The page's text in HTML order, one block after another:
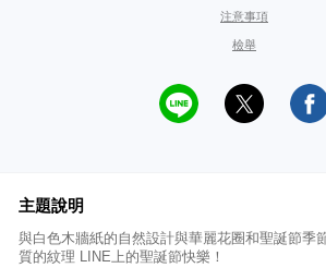
注意事項
檢舉
主題說明
與白色木牆紙的自然設計與華麗花圈和聖誕節季
質的紋理 LINE上的聖誕節快樂！